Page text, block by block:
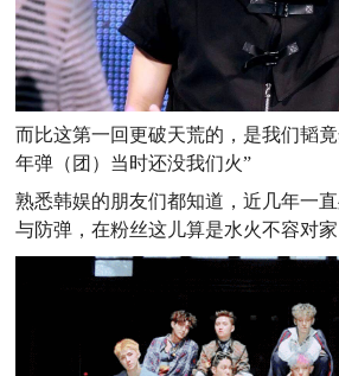
而比这第一回更破天荒的，是我们韬
年弹（团）当时还没我们火”
熟悉韩娱的朋友们都知道，近几年一
与防弹，在粉丝这儿算是水火不容对家